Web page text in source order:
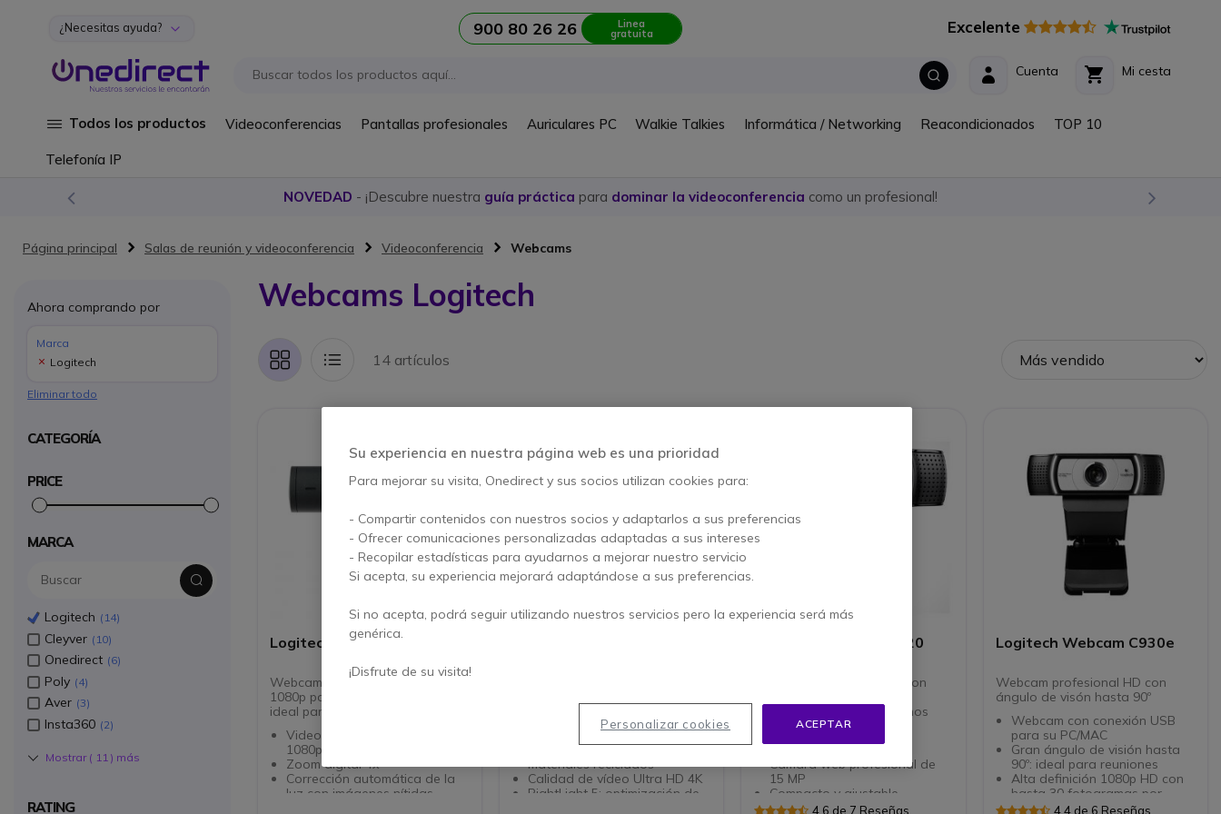
Ir al contenido
¿Necesitas ayuda? 900 80 26 26 Linea
gratuita Excelente
Mi cesta
Cuenta
Todos los productos Videoconferencias Pantallas profesionales Auriculares PC Walkie Talkies Informática / Networking Reacondicionados TOP 10
Telefonía IP
NOVEDAD - ¡Descubre nuestra guía práctica para dominar la videoconferencia como un profesional!
Página principal Salas de reunión y videoconferencia Videoconferencia Webcams
Webcams Logitech
Parrilla Lista 14 artículos
Logitech Brio 505
Webcam profesional Full HD
1080p para entorno empresarial,
ideal para el trabajo híbrido
Videoconferencias Full HD
1080p
Zoom digital 4x
Corrección automática de la
luz con imágenes nítidas
Duradera: con un 82% de
materiales reciclados
Calidad de vídeo Ultra HD 4K
RightLight 5: optimización de
Webcam Logitech C920
Cámara web profesional con
automática y dos micrófonos
incorporados ideales para
videoconferencias
Cámara web profesional de
15 MP
Compacto y ajustable
Full HD 1080p4.6 de 7 Reseñas
Logitech Webcam C930e
Webcam profesional HD con
ángulo de visón hasta 90º
Webcam con conexión USB
para su PC/MAC
Gran ángulo de visión hasta
90º: ideal para reuniones
Alta definición 1080p HD con
hasta 30 fotogramas por
segundo4.4 de 6 Reseñas
Ahora comprando por
Marca
Logitech
Eliminar todo
CATEGORÍA
PRICE
MARCA
Logitech 14
Cleyver 10
Onedirect 6
Poly 4
Aver 3
Insta360 2
Mostrar ( 11 ) más
RATING
Su experiencia en nuestra página web es una prioridad
Para mejorar su visita, Onedirect y sus socios utilizan cookies para:
- Compartir contenidos con nuestros socios y adaptarlos a sus preferencias
- Ofrecer comunicaciones personalizadas adaptadas a sus intereses
- Recopilar estadísticas para ayudarnos a mejorar nuestro servicio
Si acepta, su experiencia mejorará adaptándose a sus preferencias.
Si no acepta, podrá seguir utilizando nuestros servicios pero la experiencia será más
genérica.
¡Disfrute de su visita!
ACEPTAR
Personalizar cookies